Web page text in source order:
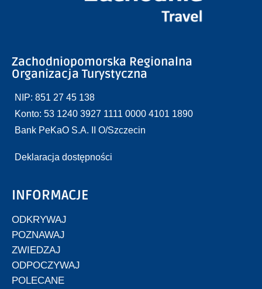
Zachodniopomorska Regionalna
Organizacja Turystyczna
NIP: 851 27 45 138
Konto: 53 1240 3927 1111 0000 4101 1890
Bank PeKaO S.A. II O/Szczecin
Deklaracja dostępności
INFORMACJE
ODKRYWAJ
POZNAWAJ
ZWIEDZAJ
ODPOCZYWAJ
POLECANE